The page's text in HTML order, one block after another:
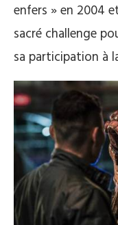
enfers » en 2004
sacré challenge
sa participation à